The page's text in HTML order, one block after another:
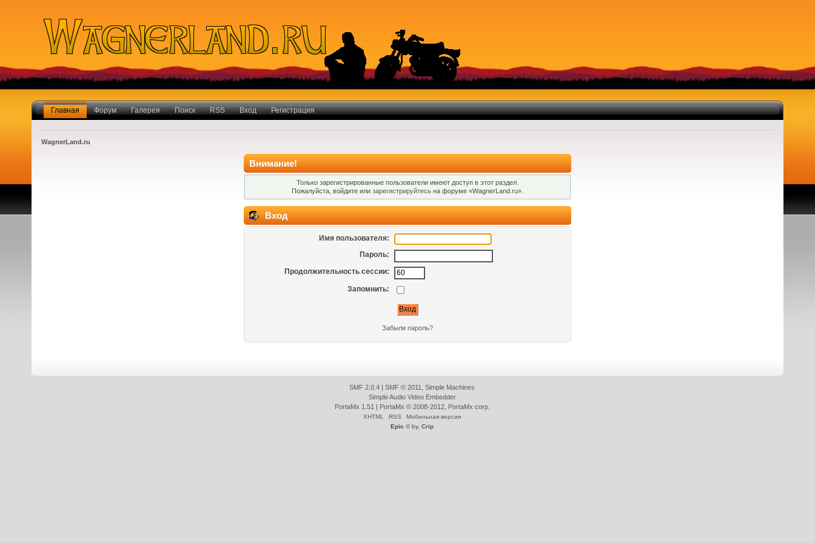
Главная Форум Галерея Поиск RSS Вход Регистрация
WagnerLand.ru
Внимание!
Только зарегистрированные пользователи имеют доступ в этот раздел.
Пожалуйста, войдите или зарегистрируйтесь на форуме «WagnerLand.ru».
Вход
Имя пользователя:
Пароль:
Продолжительность сессии:
Запомнить:
Забыли пароль?
SMF 2.0.4 SMF © 2011
Simple Machines
Simple Audio Video Embedder
PortaMx 1.51
PortaMx © 2008-2012, PortaMx corp.
XHTML RSS
Мобильная версия
Epic © by, Crip